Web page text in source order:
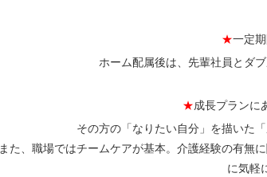
★一定
ホーム配属後は、先輩社員とダ
★成長プランに
その方の「なりたい自分」を描いた
また、職場ではチームケアが基本。介護経験の有無
に気軽